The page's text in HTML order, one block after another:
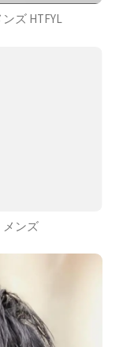
ズ HTFYL
メンズ